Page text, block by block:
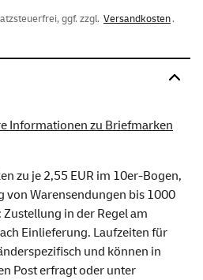
ggf. zzgl. Versandkosten.
Informationen zu Briefmarken
zu je 2,55 EUR im 10er-Bogen,
von Warensendungen bis 1000
in der Regel am
Einlieferung. Laufzeiten für
und können in
Post erfragt oder unter